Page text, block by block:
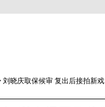
刘晓庆取保候审 复出后接拍新戏